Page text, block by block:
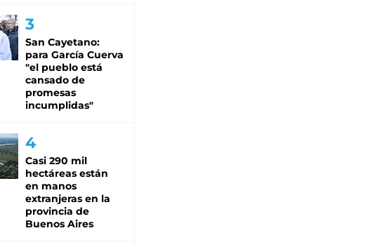
San Cayetano:
para García Cuerva
"el pueblo está
cansado de
promesas
incumplidas"
Casi 290 mil
hectáreas están
en manos
extranjeras en la
provincia de
Buenos Aires